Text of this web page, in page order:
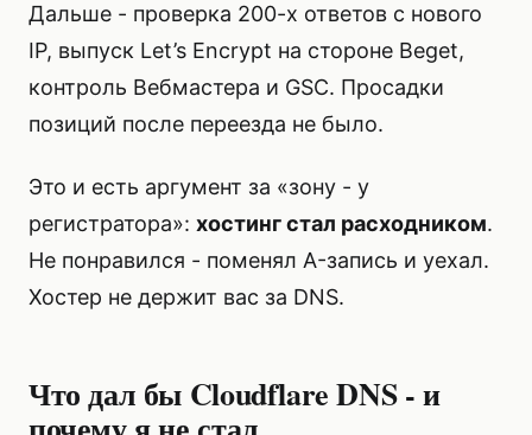
Дальше - проверка 200-х ответов с нового
IP, выпуск Let’s Encrypt на стороне Beget,
контроль Вебмастера и GSC. Просадки
позиций после переезда не было.
Это и есть аргумент за «зону - у
регистратора»: хостинг стал расходником.
Не понравился - поменял A-запись и уехал.
Хостер не держит вас за DNS.
Что дал бы Cloudflare DNS - и